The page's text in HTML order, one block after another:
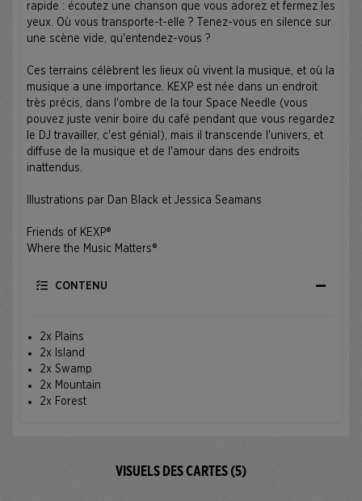
rapide : écoutez une chanson que vous adorez et fermez les
yeux. Où vous transporte-t-elle ? Tenez-vous en silence sur
une scène vide, qu'entendez-vous ?
Ces terrains célèbrent les lieux où vivent la musique, et où la
musique a une importance. KEXP est née dans un endroit
très précis, dans l'ombre de la tour Space Needle (vous
pouvez juste venir boire du café pendant que vous regardez
le DJ travailler, c'est génial), mais il transcende l'univers, et
diffuse de la musique et de l'amour dans des endroits
inattendus.
Illustrations par Dan Black et Jessica Seamans
Friends of KEXP®
Where the Music Matters®
CONTENU
2x Plains
2x Island
2x Swamp
2x Mountain
2x Forest
VISUELS DES CARTES (5)